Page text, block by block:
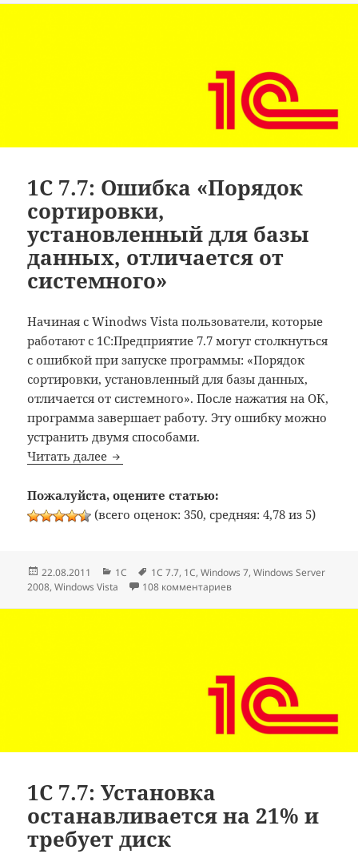
1С 7.7: Ошибка «Порядок
сортировки,
установленный для базы
данных, отличается от
системного»
Начиная с Winodws Vista пользователи, которые
работают с 1С:Предприятие 7.7 могут столкнуться
с ошибкой при запуске программы: «Порядок
сортировки, установленный для базы данных,
отличается от системного». После нажатия на ОК,
программа завершает работу. Эту ошибку можно
устранить двумя способами.
Читать далее 1С 7.7: Ошибка «Порядок сортировки,
Пожалуйста, оцените статью:
(всего оценок: 350, средняя: 4,78 из 5)
Опубликовано
22.08.2011 Рубрики
1C Метки
1C 7.7, 1С,Windows 7,Windows Server
2008,Windows Vista 108 комментариевк записи 1С 7.7: Ошибка
1C 7.7: Установка
останавливается на 21% и
требует диск